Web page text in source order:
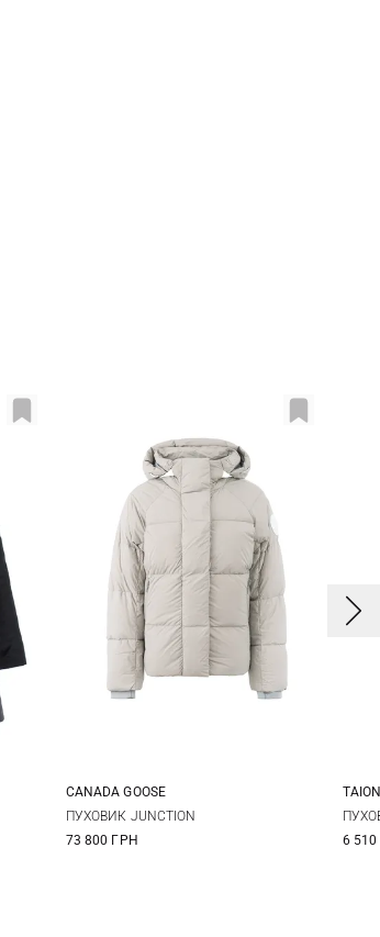
XS S
CANADA GOOSE
ПУХОВИК JUNCTION
73 800 ГРН
6